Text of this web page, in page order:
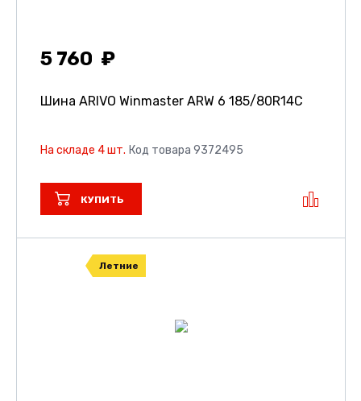
5 760
Шина ARIVO Winmaster ARW 6 185/80R14C
На складе 4 шт. Код товара 9372495
КУПИТЬ
Летние